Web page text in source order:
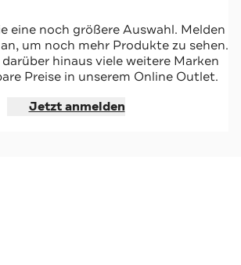
eine noch größere Auswahl. Melden
um noch mehr Produkte zu sehen.
hinaus viele weitere Marken
Preise in unserem Online Outlet.
Jetzt anmelden